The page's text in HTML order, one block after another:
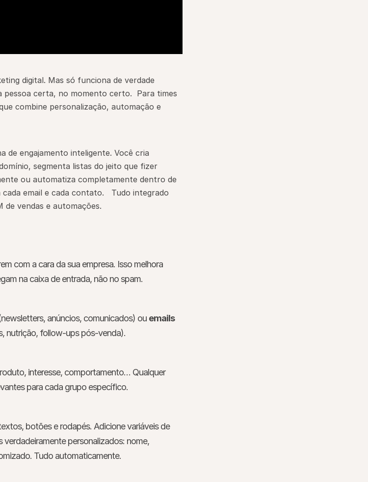
digital. Mas só funciona de verdade
pessoa certa, no momento certo.  Para times
combine personalização, automação e
de engajamento inteligente. Você cria
segmenta listas do jeito que fizer
ou automatiza completamente dentro de
email e cada contato.   Tudo integrado
de vendas e automações.
com a cara da sua empresa. Isso melhora
na caixa de entrada, não no spam.
anúncios, comunicados) ou emails
nutrição, follow-ups pós-venda).
interesse, comportamento… Qualquer
para cada grupo específico.
botões e rodapés. Adicione variáveis de
personalizados: nome,
Tudo automaticamente.